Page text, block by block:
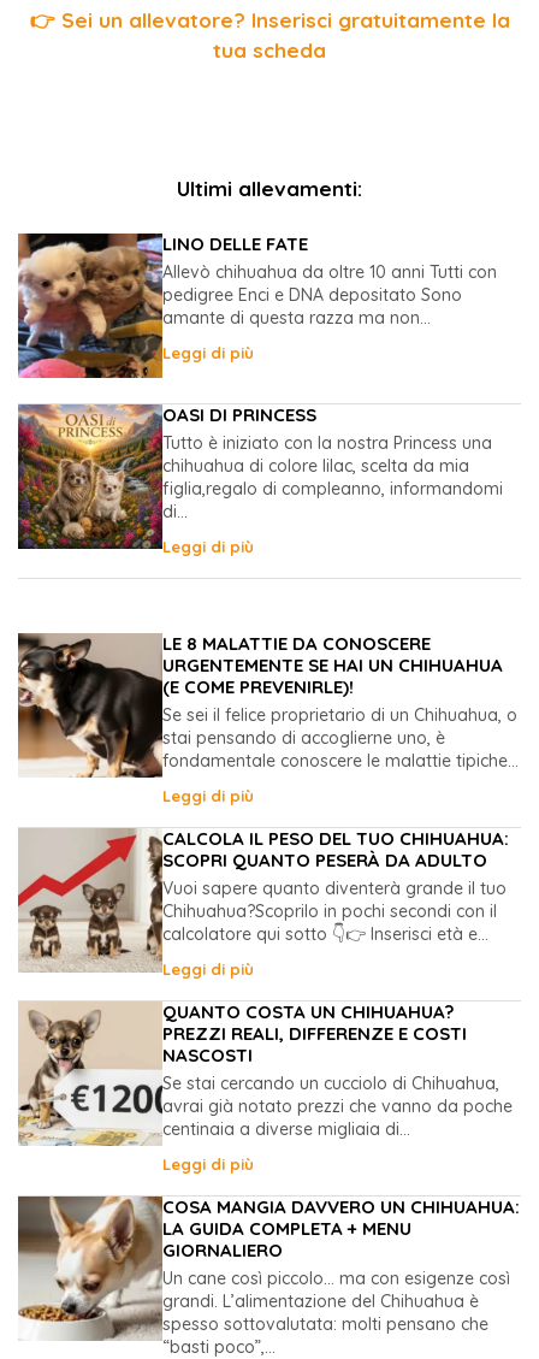
👉 Sei un allevatore? Inserisci gratuitamente la
tua scheda
Ultimi allevamenti:
LINO DELLE FATE
Allevò chihuahua da oltre 10 anni Tutti con
pedigree Enci e DNA depositato Sono
amante di questa razza ma non...
Leggi di più
OASI DI PRINCESS
Tutto è iniziato con la nostra Princess una
chihuahua di colore lilac, scelta da mia
figlia,regalo di compleanno, informandomi
di...
Leggi di più
LE 8 MALATTIE DA CONOSCERE
URGENTEMENTE SE HAI UN CHIHUAHUA
(E COME PREVENIRLE)!
Se sei il felice proprietario di un Chihuahua, o
stai pensando di accoglierne uno, è
fondamentale conoscere le malattie tipiche...
Leggi di più
CALCOLA IL PESO DEL TUO CHIHUAHUA:
SCOPRI QUANTO PESERÀ DA ADULTO
Vuoi sapere quanto diventerà grande il tuo
Chihuahua?Scoprilo in pochi secondi con il
calcolatore qui sotto 👇👉 Inserisci età e...
Leggi di più
QUANTO COSTA UN CHIHUAHUA?
PREZZI REALI, DIFFERENZE E COSTI
NASCOSTI
Se stai cercando un cucciolo di Chihuahua,
avrai già notato prezzi che vanno da poche
centinaia a diverse migliaia di...
Leggi di più
COSA MANGIA DAVVERO UN CHIHUAHUA:
LA GUIDA COMPLETA + MENU
GIORNALIERO
Un cane così piccolo… ma con esigenze così
grandi. L’alimentazione del Chihuahua è
spesso sottovalutata: molti pensano che
“basti poco”,...